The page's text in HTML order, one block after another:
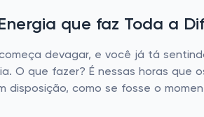
que faz Toda a
devagar, e você já tá
O que fazer? É nessas horas
disposição, como se fosse o